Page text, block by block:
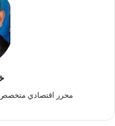
محرر اقتصادي متخصص